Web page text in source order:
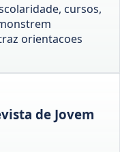
cursos,
orientacoes
de Jovem